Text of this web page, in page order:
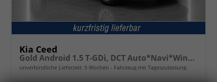
Kia Ceed
Gold Android 1.5 T-GDi, DCT Auto*Navi*WinterPak*Klimaauto*16"*Kamera*PrivacyGlas*
unverbindliche Lieferzeit: 5 Wochen Fahrzeug mit Tageszulassung